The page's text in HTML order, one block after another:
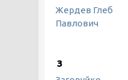
Жердев Глеб
Павлович
З